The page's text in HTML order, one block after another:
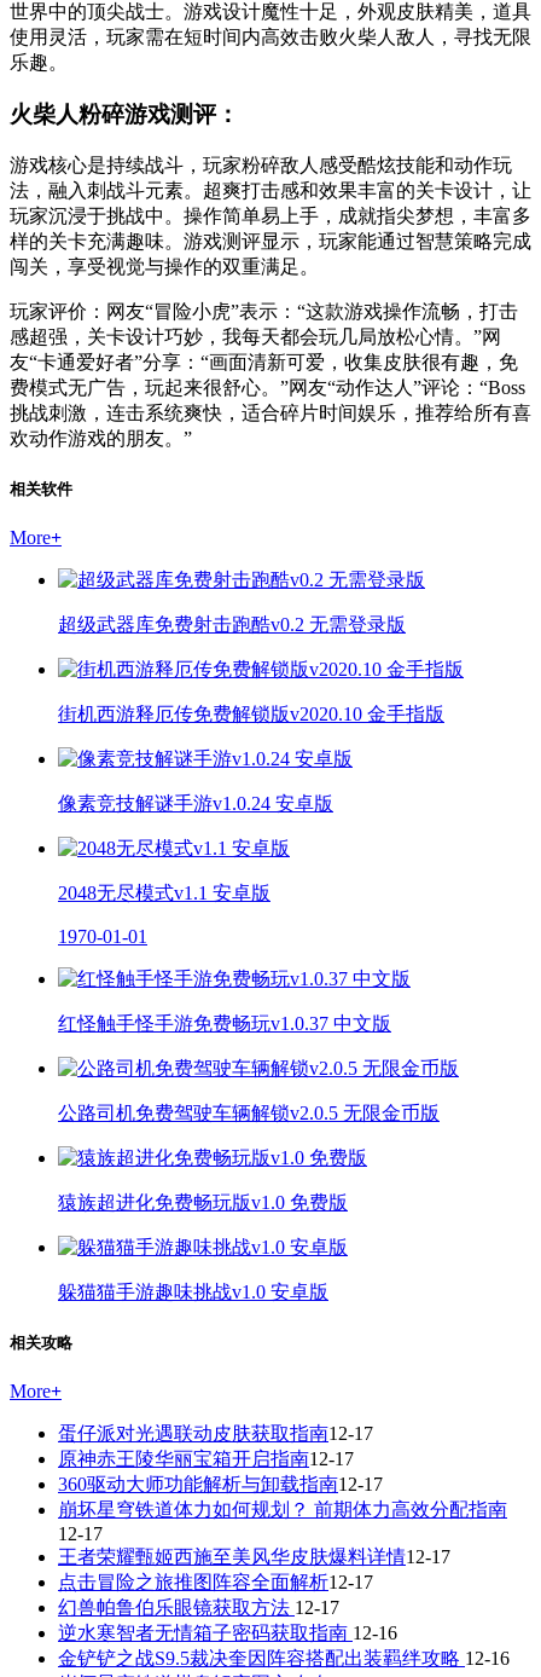
世界中的顶尖战士。游戏设计魔性十足，外观皮肤精美，道具
使用灵活，玩家需在短时间内高效击败火柴人敌人，寻找无限
乐趣。
火柴人粉碎游戏测评：
游戏核心是持续战斗，玩家粉碎敌人感受酷炫技能和动作玩
法，融入刺战斗元素。超爽打击感和效果丰富的关卡设计，让
玩家沉浸于挑战中。操作简单易上手，成就指尖梦想，丰富多
样的关卡充满趣味。游戏测评显示，玩家能通过智慧策略完成
闯关，享受视觉与操作的双重满足。
玩家评价：网友“冒险小虎”表示：“这款游戏操作流畅，打击
感超强，关卡设计巧妙，我每天都会玩几局放松心情。”网
友“卡通爱好者”分享：“画面清新可爱，收集皮肤很有趣，免
费模式无广告，玩起来很舒心。”网友“动作达人”评论：“Boss
挑战刺激，连击系统爽快，适合碎片时间娱乐，推荐给所有喜
欢动作游戏的朋友。”
相关软件
More+
超级武器库免费射击跑酷v0.2 无需登录版
街机西游释厄传免费解锁版v2020.10 金手指版
像素竞技解谜手游v1.0.24 安卓版
2048无尽模式v1.1 安卓版
1970-01-01
红怪触手怪手游免费畅玩v1.0.37 中文版
公路司机免费驾驶车辆解锁v2.0.5 无限金币版
猿族超进化免费畅玩版v1.0 免费版
躲猫猫手游趣味挑战v1.0 安卓版
相关攻略
More+
蛋仔派对光遇联动皮肤获取指南12-17
原神赤王陵华丽宝箱开启指南12-17
360驱动大师功能解析与卸载指南12-17
崩坏星穹铁道体力如何规划？ 前期体力高效分配指南
12-17
王者荣耀甄姬西施至美风华皮肤爆料详情12-17
点击冒险之旅推图阵容全面解析12-17
幻兽帕鲁伯乐眼镜获取方法 12-17
逆水寒智者无情箱子密码获取指南 12-16
金铲铲之战S9.5裁决奎因阵容搭配出装羁绊攻略 12-16